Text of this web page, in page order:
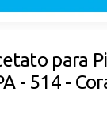
para
- 514 -